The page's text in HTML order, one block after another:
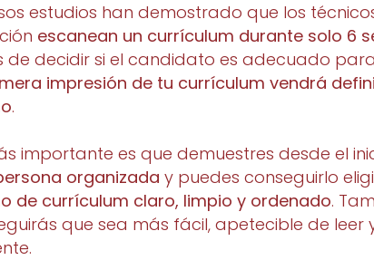
estudios han demostrado que los
escanean un currículum durante solo 6
de decidir si el candidato es adecuado
impresión de tu currículum vendrá
.
importante es que demuestres desde el
organizada y puedes conseguirlo
de currículum claro, limpio y ordenado.
que sea más fácil, apetecible de leer